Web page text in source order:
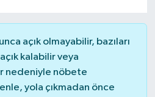
açık olmayabilir, bazıları
kalabilir veya
nedeniyle nöbete
yola çıkmadan önce